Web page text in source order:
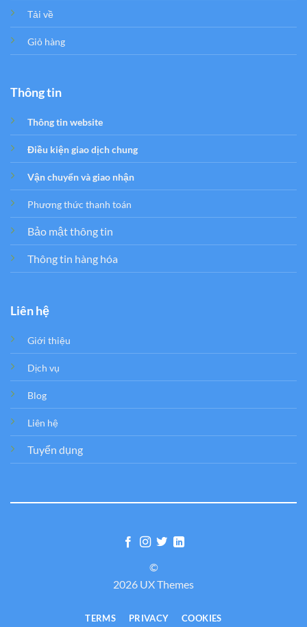
Tải về
Giỏ hàng
Thông tin
Thông tin website
Điều kiện giao dịch chung
Vận chuyển và giao nhận
Phương thức thanh toán
Bảo mật thông tin
Thông tin hàng hóa
Liên hệ
Giới thiệu
Dịch vụ
Blog
Liên hệ
Tuyển dụng
©
2026 UX Themes
TERMS PRIVACY COOKIES